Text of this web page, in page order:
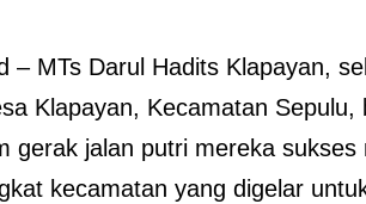
– MTs Darul Hadits Klapayan,
Klapayan, Kecamatan
gerak jalan putri mereka
kecamatan yang digelar